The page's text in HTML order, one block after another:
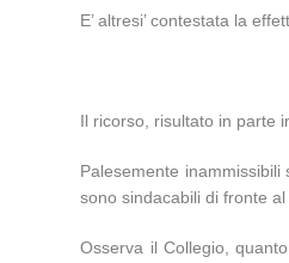
E’ altresi’ contestata la
Il ricorso, risultato in parte
Palesemente
sono sindacabili di fronte al
Osserva il Collegio,